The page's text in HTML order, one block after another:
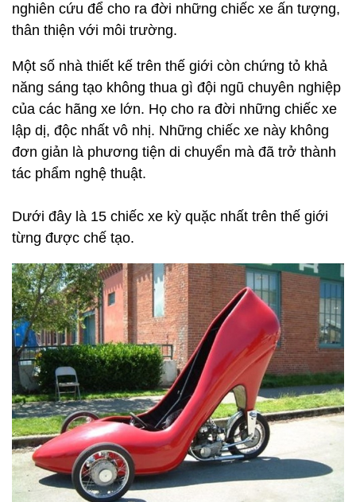
nghiên cứu để cho ra đời những chiếc xe ấn tượng,
thân thiện với môi trường.
Một số nhà thiết kế trên thế giới còn chứng tỏ khả
năng sáng tạo không thua gì đội ngũ chuyên nghiệp
của các hãng xe lớn. Họ cho ra đời những chiếc xe
lập dị, độc nhất vô nhị. Những chiếc xe này không
đơn giản là phương tiện di chuyển mà đã trở thành
tác phẩm nghệ thuật.
Dưới đây là 15 chiếc xe kỳ quặc nhất trên thế giới
từng được chế tạo.